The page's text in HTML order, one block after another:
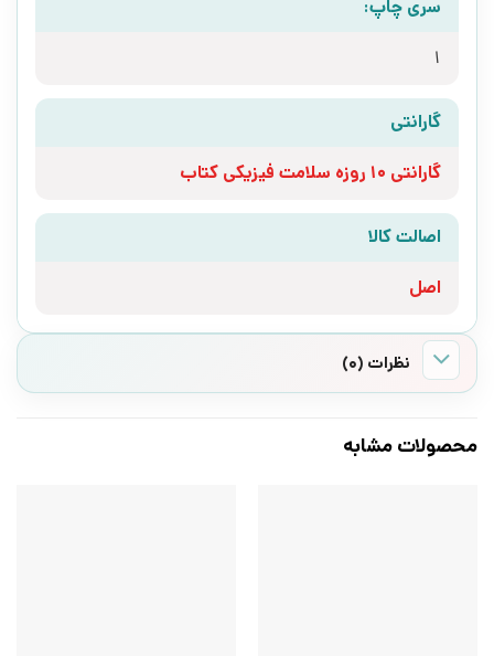
سری چاپ:
1
گارانتی
گارانتی 10 روزه سلامت فیزیکی کتاب
اصالت کالا
اصل
نظرات (0)
محصولات مشابه